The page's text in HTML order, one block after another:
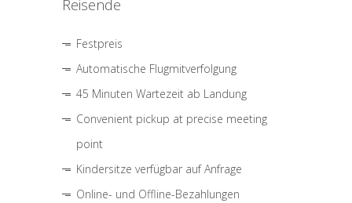
Reisende
Festpreis
Automatische Flugmitverfolgung
45 Minuten Wartezeit ab Landung
Convenient pickup at precise meeting
point
Kindersitze verfügbar auf Anfrage
Online- und Offline-Bezahlungen